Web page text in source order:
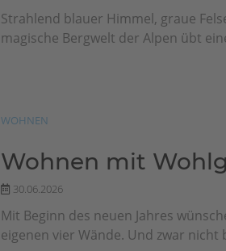
Strahlend blauer Himmel, graue
magische Bergwelt der Alpen übt
WOHNEN
Wohnen mit
30.06.2026
Mit Beginn des neuen Jahres
eigenen vier Wände. Und zwar nicht